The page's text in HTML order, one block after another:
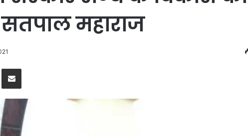
सतपाल महाराज
Share via Email